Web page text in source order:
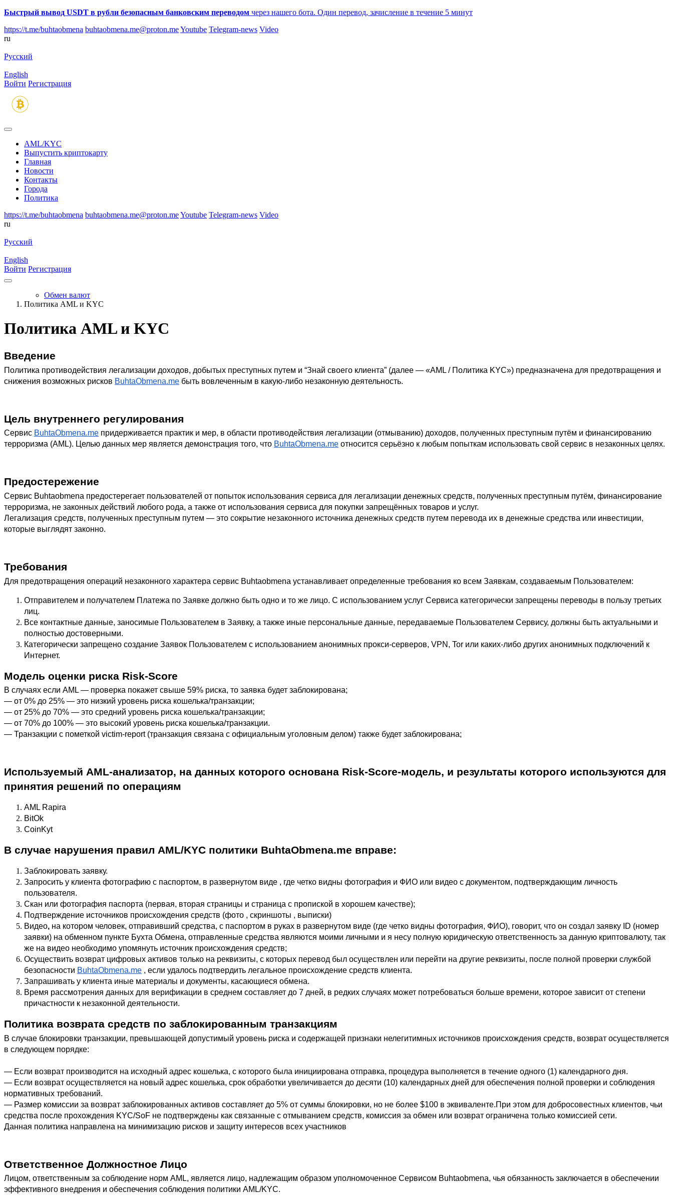
Быстрый вывод USDT в рубли безопасным банковским переводом через нашего бота. Один перевод, зачисление в течение 5 минут
https://t.me/buhtaobmena buhtaobmena.me@proton.meYoutube Telegram-news Video
ru
Русский
English
Войти Регистрация
AML/KYC
Выпустить криптокарту
Главная
Новости
Контакты
Города
Политика
https://t.me/buhtaobmena buhtaobmena.me@proton.meYoutube Telegram-news Video
ru
Русский
English
Войти Регистрация
Обмен валют
Политика AML и KYC
Политика AML и KYC
Введение
Политика противодействия легализации доходов, добытых преступных путем и “Знай своего клиента” (далее — «AML / Политика KYC») предназначена для предотвращения и
снижения возможных рисков BuhtaObmena.me быть вовлеченным в какую-либо незаконную деятельность.
Цель внутреннего регулирования
Сервис BuhtaObmena.me придерживается практик и мер, в области противодействия легализации (отмыванию) доходов, полученных преступным путём и финансированию
терроризма (AML). Целью данных мер является демонстрация того, что BuhtaObmena.me относится серьёзно к любым попыткам использовать свой сервис в незаконных целях.
Предостережение
Сервис Buhtaobmena предостерегает пользователей от попыток использования сервиса для легализации денежных средств, полученных преступным путём, финансирование
терроризма, не законных действий любого рода, а также от использования сервиса для покупки запрещённых товаров и услуг.
Легализация средств, полученных преступным путем — это сокрытие незаконного источника денежных средств путем перевода их в денежные средства или инвестиции,
которые выглядят законно.
Требования
Для предотвращения операций незаконного характера сервис Buhtaobmena устанавливает определенные требования ко всем Заявкам, создаваемым Пользователем:
Отправителем и получателем Платежа по Заявке должно быть одно и то же лицо. С использованием услуг Сервиса категорически запрещены переводы в пользу третьих
лиц.
Все контактные данные, заносимые Пользователем в Заявку, а также иные персональные данные, передаваемые Пользователем Сервису, должны быть актуальными и
полностью достоверными.
Категорически запрещено создание Заявок Пользователем с использованием анонимных прокси-серверов, VPN, Tor или каких-либо других анонимных подключений к
Интернет.
Модель оценки риска Risk-Score
В случаях если AML — проверка покажет свыше 59% риска, то заявка будет заблокирована;
— от 0% до 25% — это низкий уровень риска кошелька/транзакции;
— от 25% до 70% — это средний уровень риска кошелька/транзакции;
— от 70% до 100% — это высокий уровень риска кошелька/транзакции.
— Транзакции с пометкой victim-report (транзакция связана с официальным уголовным делом) также будет заблокирована;
Используемый AML-анализатор, на данных которого основана Risk-Score-модель, и результаты которого используются для
принятия решений по операциям
AML Rapira
BitOk
CoinKyt
В случае нарушения правил AML/KYC политики BuhtaObmena.me вправе:
Заблокировать заявку.
Запросить у клиента фотографию с паспортом, в развернутом виде , где четко видны фотография и ФИО или видео с документом, подтверждающим личность
пользователя.
Скан или фотография паспорта (первая, вторая страницы и страница с пропиской в хорошем качестве);
Подтверждение источников происхождения средств (фото , скриншоты , выписки)
Видео, на котором человек, отправивший средства, с паспортом в руках в развернутом виде (где четко видны фотография, ФИО), говорит, что он создал заявку ID (номер
заявки) на обменном пункте Бухта Обмена, отправленные средства являются моими личными и я несу полную юридическую ответственность за данную криптовалюту, так
же на видео необходимо упомянуть источник происхождения средств;
Осуществить возврат цифровых активов только на реквизиты, с которых перевод был осуществлен или перейти на другие реквизиты, после полной проверки службой
безопасности BuhtaObmena.me , если удалось подтвердить легальное происхождение средств клиента.
Запрашивать у клиента иные материалы и документы, касающиеся обмена.
Время рассмотрения данных для верификации в среднем составляет до 7 дней, в редких случаях может потребоваться больше времени, которое зависит от степени
причастности к незаконной деятельности.
Политика возврата средств по заблокированным транзакциям
В случае блокировки транзакции, превышающей допустимый уровень риска и содержащей признаки нелегитимных источников происхождения средств, возврат осуществляется
в следующем порядке:
— Если возврат производится на исходный адрес кошелька, с которого была инициирована отправка, процедура выполняется в течение одного (1) календарного дня.
— Если возврат осуществляется на новый адрес кошелька, срок обработки увеличивается до десяти (10) календарных дней для обеспечения полной проверки и соблюдения
нормативных требований.
— Размер комиссии за возврат заблокированных активов составляет до 5% от суммы блокировки, но не более $100 в эквиваленте.При этом для добросовестных клиентов, чьи
средства после прохождения KYC/SoF не подтверждены как связанные с отмыванием средств, комиссия за обмен или возврат ограничена только комиссией сети.
Данная политика направлена на минимизацию рисков и защиту интересов всех участников
Ответственное Должностное Лицо
Лицом, ответственным за соблюдение норм AML, является лицо, надлежащим образом уполномоченное Сервисом Buhtaobmena, чья обязанность заключается в обеспечении
эффективного внедрения и обеспечения соблюдения политики AML/KYC.